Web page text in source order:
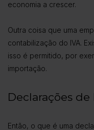
economia a crescer.
Outra coisa que uma
contabilização do IVA.
isso é permitido, por
importação.
Declarações de
Então, o que é uma